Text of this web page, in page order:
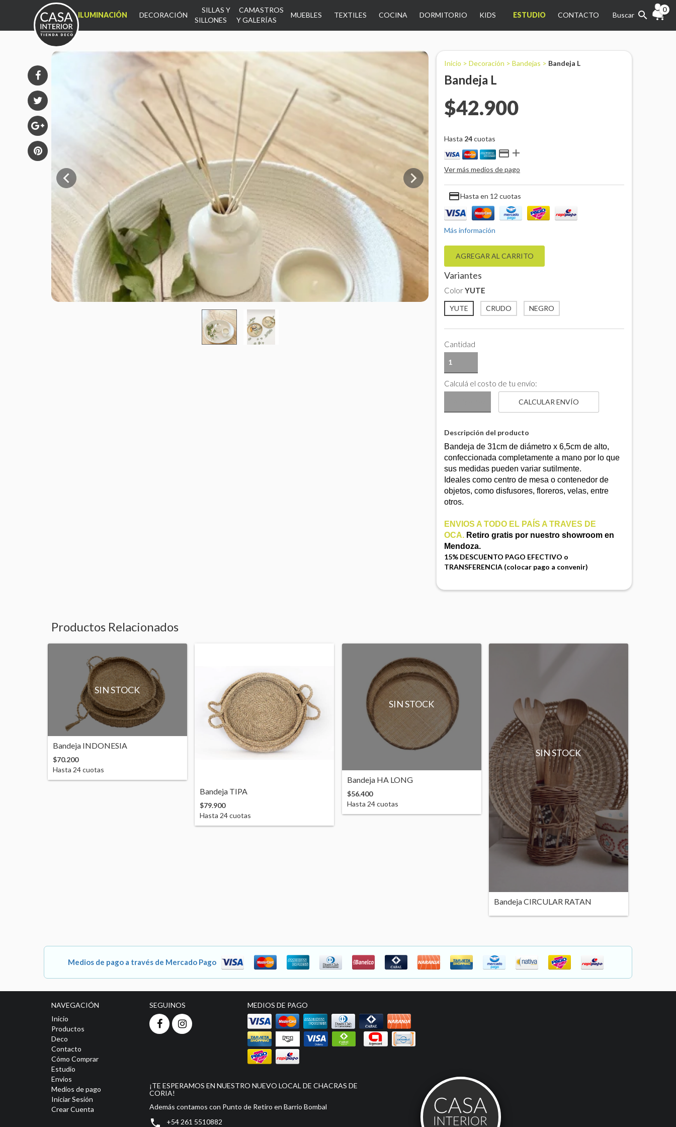
INICIO
PRODUCTOS
DECO
SILLONES
MUEBLES
ALMOHADONES
MESA
ALFOMBRAS
DORMITORIO
CÓMO COMPRAR
ESTUDIO
ENVIOS
MEDIOS DE PAGO
CREAR CUENTA
INICIAR SESIÓN
INICIO ILUMINACIÓN DECORACIÓN
SILLAS Y
SILLONES
CAMASTROS
Y GALERÍAS
MUEBLES TEXTILES COCINA DORMITORIO KIDS ESTUDIO CONTACTO Buscar
0
 
Inicio > Decoración > Bandejas > Bandeja L
Bandeja L
$42.900
Hasta 24cuotas
 
Ver más medios de pago
paymentHasta en 12 cuotas
Más información
Variantes
ColorYUTE
YUTE CRUDO NEGRO
Cantidad
Calculá el costo de tu envío:
CALCULAR ENVÍO
Descripción del producto
Bandeja de 31cm de diámetro x 6,5cm de alto,
confeccionada completamente a mano por lo que
sus medidas pueden variar sutilmente.
Ideales como centro de mesa o contenedor de
objetos, como disfusores, floreros, velas, entre
otros.
ENVIOS A TODO EL PAÍS A TRAVES DE
OCA. Retiro gratis por nuestro showroom en
Mendoza.
15% DESCUENTO PAGO EFECTIVO o
TRANSFERENCIA (colocar pago a convenir)
Productos Relacionados
SIN STOCK
Bandeja INDONESIA
$70.200
Hasta 24cuotas
Bandeja TIPA
$79.900
Hasta 24cuotas
SIN STOCK
Bandeja HA LONG
$56.400
Hasta 24cuotas
SIN STOCK
Bandeja CIRCULAR RATAN
Medios de pago a través de Mercado Pago
NAVEGACIÓN
Inicio
Productos
Deco
Contacto
Cómo Comprar
Estudio
Envios
Medios de pago
Iniciar Sesión
Crear Cuenta
SEGUINOS MEDIOS DE PAGO
¡TE ESPERAMOS EN NUESTRO NUEVO LOCAL DE CHACRAS DE
CORIA!
Además contamos con Punto de Retiro en Barrio Bombal
 +54 261 5510882